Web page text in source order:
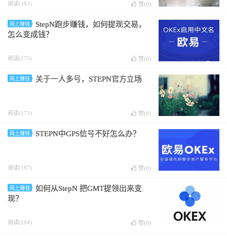
阅读(183) 赞(0)
网上赚钱
StepN跑步赚钱，如何提现交易，
怎么变成钱？
阅读(175) 赞(0)
网上赚钱 关于一人多号，STEPN官方立场
阅读(173) 赞(0)
网上赚钱 STEPN中GPS信号不好怎么办？
阅读(187) 赞(0)
网上赚钱
如何从StepN 把GMT提领出来变
现？
阅读(184) 赞(0)